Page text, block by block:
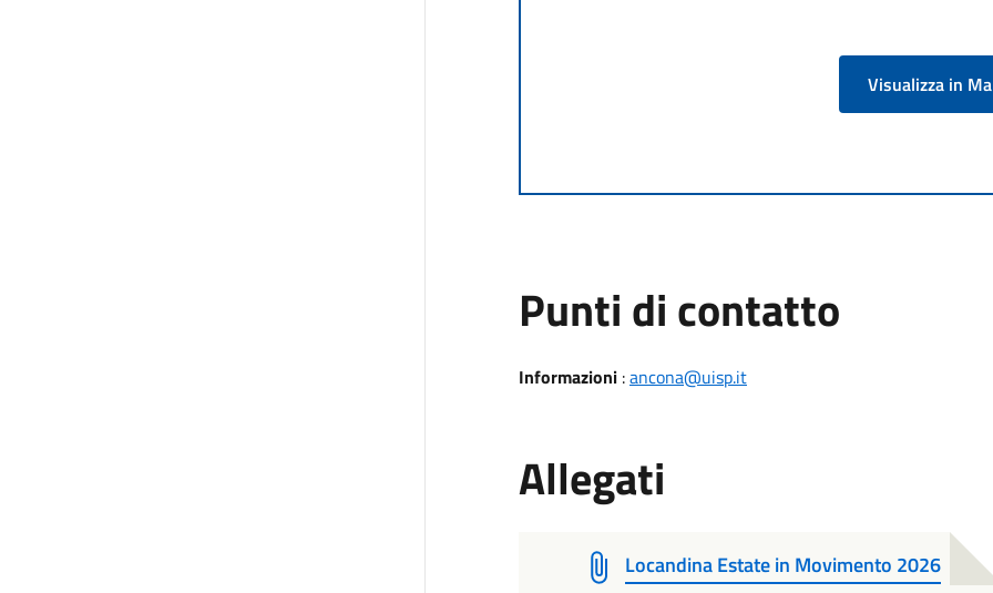
Visualizza in
Punti di contatto
Informazioni:ancona@uisp.it
Allegati
Locandina Estate in Movimento 2026